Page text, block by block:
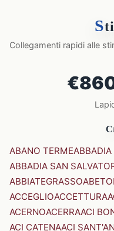
S
Collegamenti rapidi alle
ABANO TERMEABBADIA
ABBADIA SAN
ABBIATEGRASSO
ACCEGLIOACCETTURA
ACERNOACERRAACI
ACI CATENAACI